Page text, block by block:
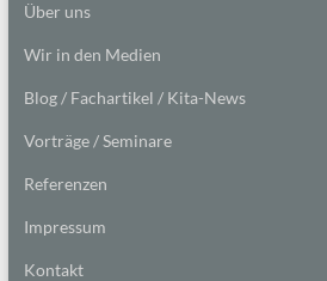
Über uns
Wir in den Medien
Blog / Fachartikel / Kita-News
Vorträge / Seminare
Referenzen
Impressum
Kontakt